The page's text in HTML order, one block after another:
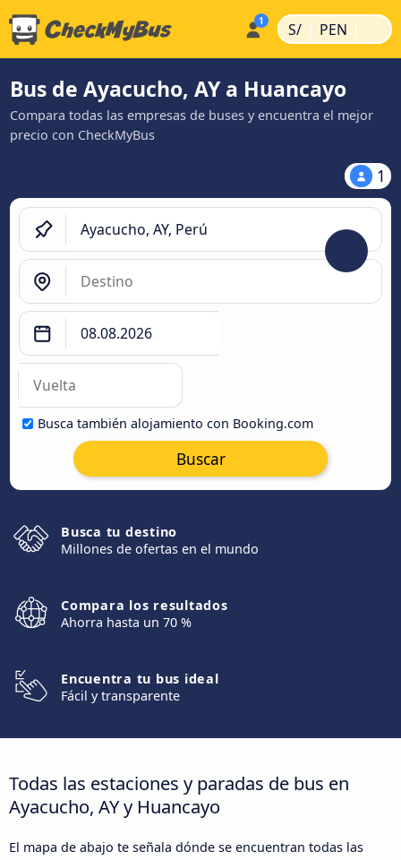
S/ | PEN |
Bus de Ayacucho, AY a Huancayo
Compara todas las empresas de buses y encuentra el mejor
precio con CheckMyBus
1
Busca también alojamiento con Booking.com
Buscar
Busca tu destino
Millones de ofertas en el mundo
Compara los resultados
Ahorra hasta un 70 %
Encuentra tu bus ideal
Fácil y transparente
Todas las estaciones y paradas de bus en
Ayacucho, AY y Huancayo
El mapa de abajo te señala dónde se encuentran todas las